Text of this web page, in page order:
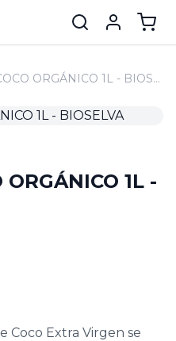
ACEITE DE COCO ORGÁNICO 1L - BIOSELVA
ORGÁNICO 1L -
Coco Extra Virgen se